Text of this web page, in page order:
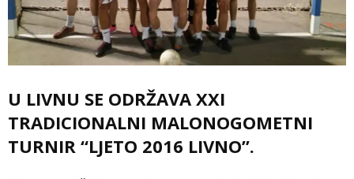
U LIVNU SE ODRŽAVA XXI
TRADICIONALNI MALONOGOMETNI
TURNIR “LJETO 2016 LIVNO”.